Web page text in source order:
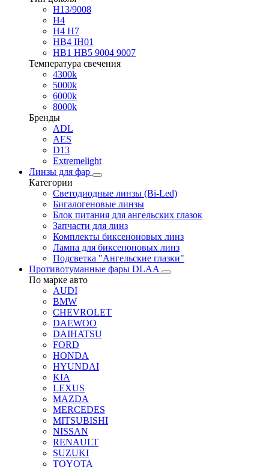
H13/9008
H4
H4 H7
HB4 IH01
HB1 HB5 9004 9007
Температура свечения
4300k
5000k
6000k
8000k
Бренды
ADL
AES
D13
Extremelight
Линзы для фар
Категории
Светодиодные линзы (Bi-Led)
Бигалогеновые линзы
Блок питания для ангельских глазок
Запчасти для линз
Комплекты биксеноновых линз
Лампа для биксеноновых линз
Подсветка "Ангельские глазки"
Противотуманные фары DLAA
По марке авто
AUDI
BMW
CHEVROLET
DAEWOO
DAIHATSU
FORD
HONDA
HYUNDAI
KIA
LEXUS
MAZDA
MERCEDES
MITSUBISHI
NISSAN
RENAULT
SUZUKI
TOYOTA